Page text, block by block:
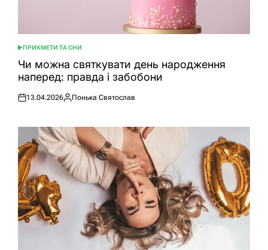
ОПУБЛІКУВАТИ
У
ПРИКМЕТИ ТА СНИ
Чи можна святкувати день народження
наперед: правда і забобони
Оприлюднено
13.04.2026
Опубліковано
Понька Святослав